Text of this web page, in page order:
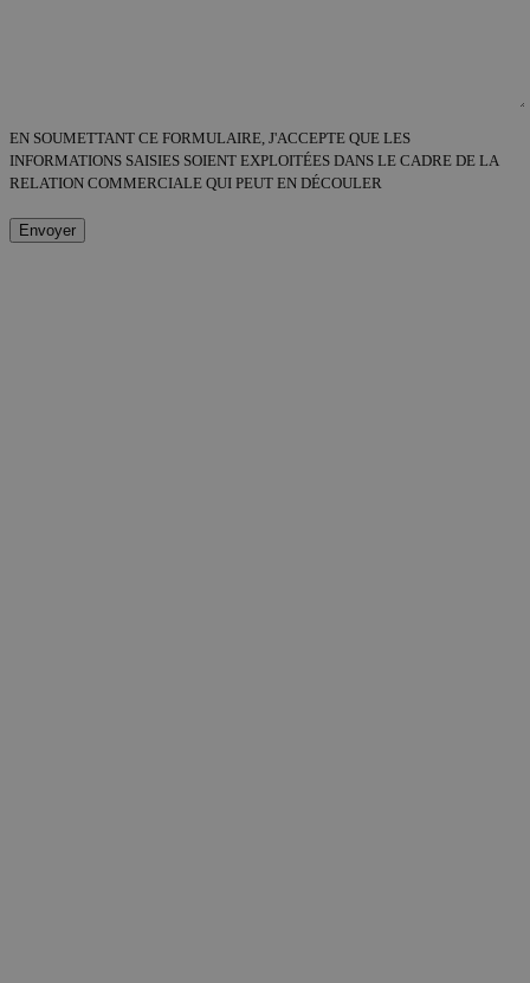
EN SOUMETTANT CE FORMULAIRE, J'ACCEPTE QUE LES
INFORMATIONS SAISIES SOIENT EXPLOITÉES DANS LE CADRE DE LA
RELATION COMMERCIALE QUI PEUT EN DÉCOULER
Envoyer